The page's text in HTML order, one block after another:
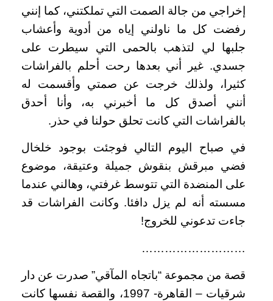
إخراجي من جالة الصمت التي تملكتني، كما إنني
رفضت كل ما ناولني إياه من أدوية وأعشاب
جلبها لي لتذهب بالحمى التي سيطرت على
جسدي. غير أني بعدها رحت أحلم بالفراشات
كثيرا، ولذلك خرجت عن صمتي وأقسمت له
أنني أصدق كل ما أخبرني به، وأنا أحدق
بالفراشات التي كانت تحلق حولنا في حذر.
في صباح اليوم التالي فوجئت بوجود خلخال
فضي مبرقش بنقوش جميلة وعتيقة، موضوع
على المنضدة التي تتوسط غرفتي، وهالني عندما
مسسته أنه لم يزل دافئا. وكانت الفراشات قد
جاءت تدعوني للخروج!
………………………
قصة من مجموعة “باتجاه المآقي” صدرت عن دار
شرقيات – القاهرة- 1997، والقصة نفسها كانت